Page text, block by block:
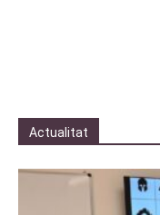
Actualitat